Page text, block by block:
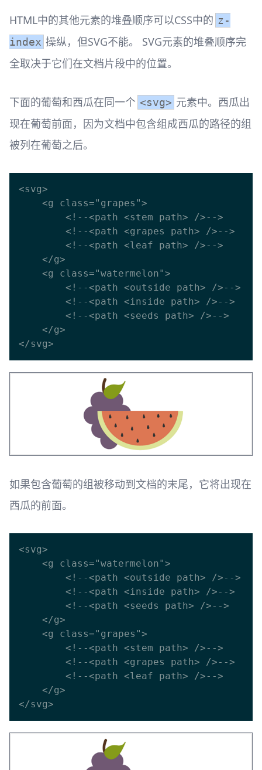
HTML中的其他元素的堆叠顺序可以CSS中的 z-
index 操纵，但SVG不能。 SVG元素的堆叠顺序完
全取决于它们在文档片段中的位置。
下面的葡萄和西瓜在同一个 <svg> 元素中。西瓜出
现在葡萄前面，因为文档中包含组成西瓜的路径的组
被列在葡萄之后。
<svg>
如果包含葡萄的组被移动到文档的末尾，它将出现在
西瓜的前面。
<svg>